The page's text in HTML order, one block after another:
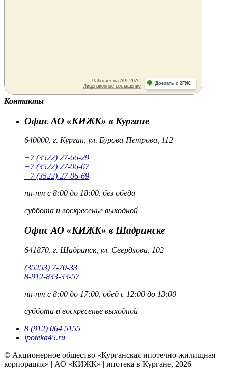
Контакты
Офис АО «КИЖК» в Кургане
640000, г. Курган, ул. Бурова-Петрова, 112
+7 (3522) 27-66-29
+7 (3522) 27-06-67
+7 (3522) 27-06-69
пн-пт с 8:00 до 18:00, без обеда
суббота и воскресенье выходной
Офис АО «КИЖК» в Шадринске
641870, г. Шадринск, ул. Свердлова, 102
(35253) 7-70-33
8-912-833-33-57
пн-пт с 8:00 до 17:00, обед с 12:00 до 13:00
суббота и воскресенье выходной
8 (912) 064 5155
ipoteka45.ru
© Акционерное общество «Курганская ипотечно-жилищная
корпорация» | АО «КИЖК» | ипотека в Кургане, 2026